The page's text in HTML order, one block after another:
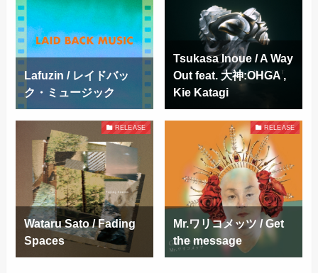
Lafuzin / レイドバッ
ク・ミュージック
Tsukasa Inoue / A Way
Out feat. 大神:OHGA ,
Kie Katagi
RELEASE
Wataru Sato / Fading
Spaces
RELEASE
Mr.ワリコメッツ / Get
the message